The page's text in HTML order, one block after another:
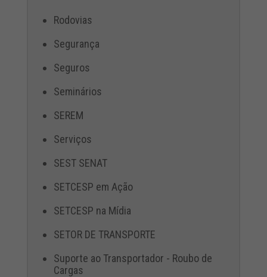
Rodovias
Segurança
Seguros
Seminários
SEREM
Serviços
SEST SENAT
SETCESP em Ação
SETCESP na Mídia
SETOR DE TRANSPORTE
Suporte ao Transportador - Roubo de
Cargas